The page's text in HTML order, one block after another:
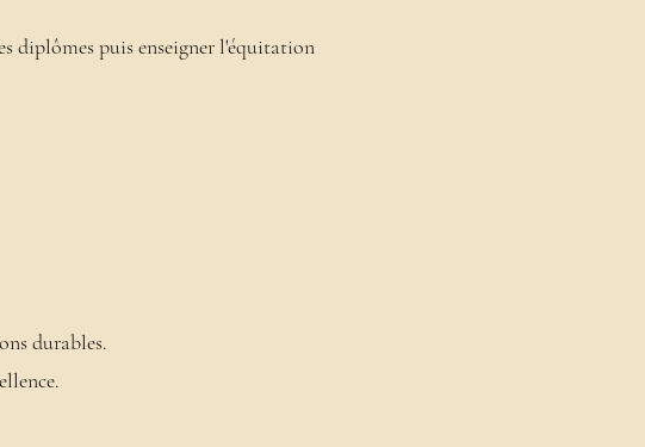
diplômes puis enseigner l'équitation
durables.